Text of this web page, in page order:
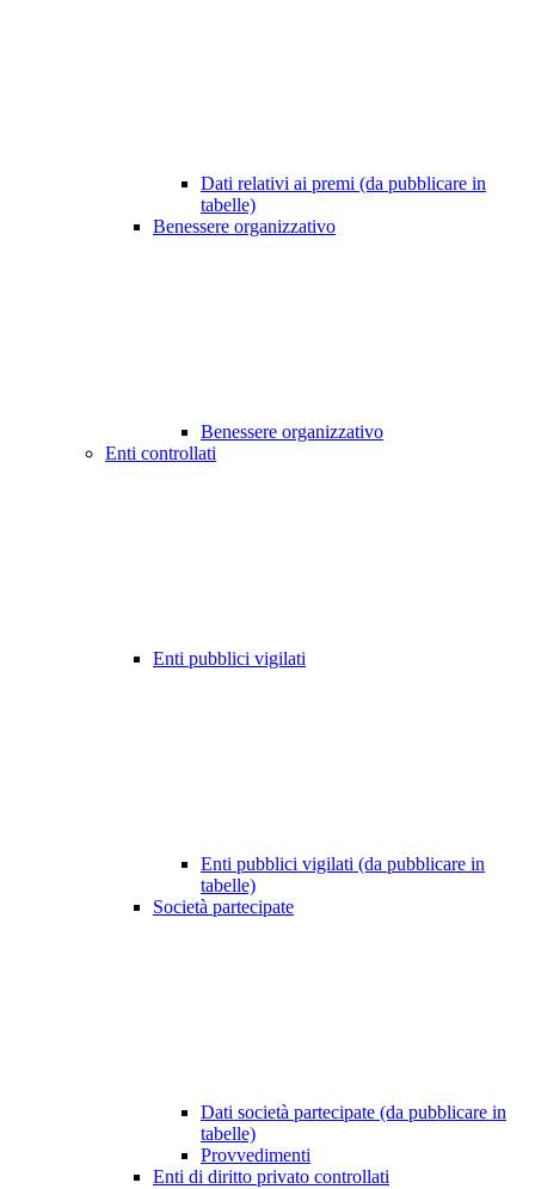
Dati relativi ai premi (da pubblicare in
tabelle)
Benessere organizzativo
Benessere organizzativo
Enti controllati
Enti pubblici vigilati
Enti pubblici vigilati (da pubblicare in
tabelle)
Società partecipate
Dati società partecipate (da pubblicare in
tabelle)
Provvedimenti
Enti di diritto privato controllati